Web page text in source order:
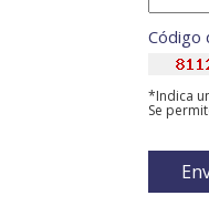
Código
*Indica
Se